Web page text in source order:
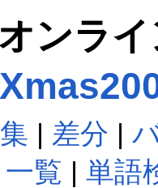
ンラ
| 差分 |
一覧 | 単語